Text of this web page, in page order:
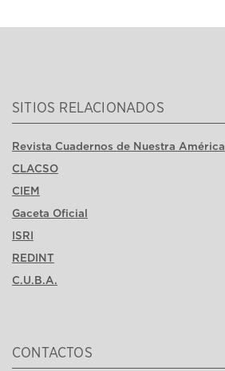
SITIOS RELACIONADOS
Revista Cuadernos de Nuestra América
CLACSO
CIEM
Gaceta Oficial
ISRI
REDINT
C.U.B.A.
CONTACTOS